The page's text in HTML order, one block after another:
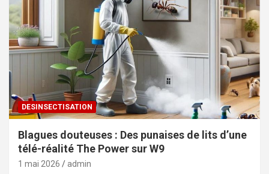
DESINSECTISATION
Blagues douteuses : Des punaises de lits d’une
télé-réalité The Power sur W9
1 mai 2026 admin